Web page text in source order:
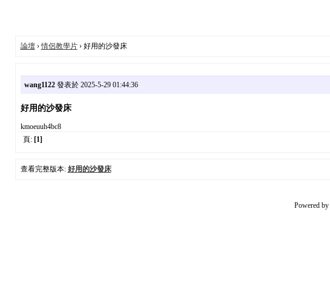
論壇›情侶教學片› 好用的沙發床
wang1122發表於 2025-5-29 01:44:36
好用的沙發床
kmoeuuh4bc8
頁: [1]
查看完整版本: 好用的沙發床
Powered by